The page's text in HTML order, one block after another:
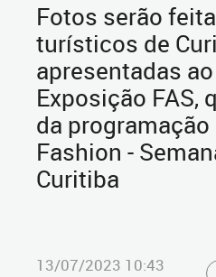
Fotos serão
turísticos de
apresentadas
Exposição FAS,
da
Fashion -
Curitiba
13/07/2023 10:43